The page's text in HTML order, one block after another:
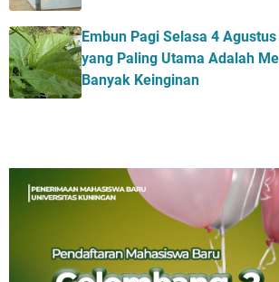
Embun Pagi Selasa 4
yang Paling Utama Adalah
Banyak Keinginan